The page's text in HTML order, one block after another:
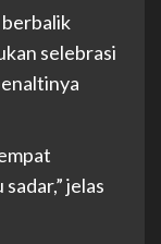
selebrasi
jelas